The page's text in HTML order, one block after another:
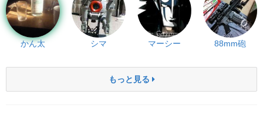
かん太 シマ マーシー 88mm砲
もっと見る